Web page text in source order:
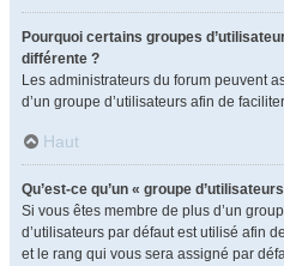
Pourquoi certains groupes
différente ?
Les administrateurs du forum peuvent
d’un groupe d’utilisateurs afin de
Haut
Qu’est-ce qu’un « groupe
Si vous êtes membre de plus d’un
d’utilisateurs par défaut est utilisé afin
et le rang qui vous sera assigné par